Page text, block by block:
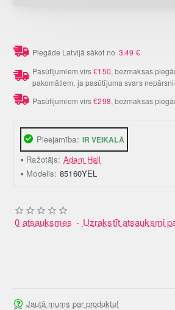
Pieejamība: IR VEIKALĀ
Ražotājs: Adam Hall
Modelis: 85160YEL
0 atsauksmes - Uzrakstīt atsauksmi
Piegāde Latvijā sākot no3.49 €
Pasūtījumiem virs€150, bezmaksas
pakomātiem, ja pasūtījuma svars
Pasūtījumiem virs€298, bezmaksas
Jautā mums par produktu!